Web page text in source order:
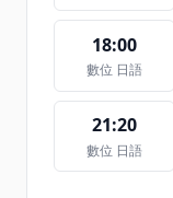
18:00
數位 日語
21:20
數位 日語